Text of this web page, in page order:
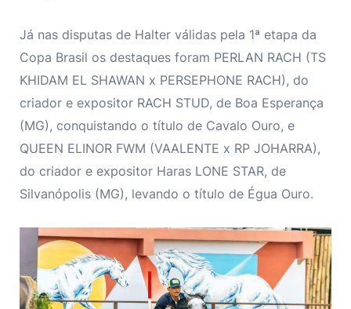
Já nas disputas de Halter válidas pela 1ª etapa da
Copa Brasil os destaques foram PERLAN RACH (TS
KHIDAM EL SHAWAN x PERSEPHONE RACH), do
criador e expositor RACH STUD, de Boa Esperança
(MG), conquistando o título de Cavalo Ouro, e
QUEEN ELINOR FWM (VAALENTE x RP JOHARRA),
do criador e expositor Haras LONE STAR, de
Silvanópolis (MG), levando o título de Égua Ouro.